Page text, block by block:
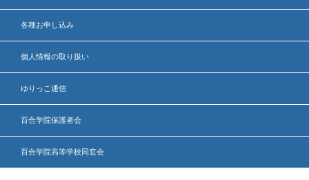
各種お申し込み
個人情報の取り扱い
ゆりっこ通信
百合学院保護者会
百合学院高等学校同窓会